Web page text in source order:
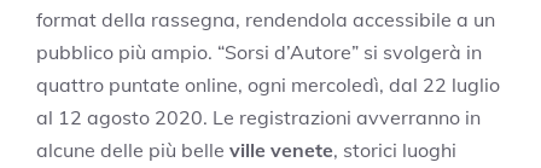
format della rassegna, rendendola accessibile a un
pubblico più ampio. “Sorsi d’Autore” si svolgerà in
quattro puntate online, ogni mercoledì, dal 22 luglio
al 12 agosto 2020. Le registrazioni avverranno in
alcune delle più belle ville venete, storici luoghi